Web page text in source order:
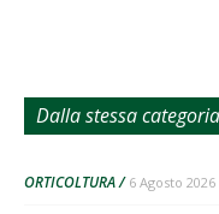
Dalla stessa categoria
ORTICOLTURA 6 Agosto 2026